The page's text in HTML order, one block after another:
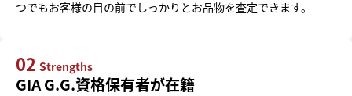
つでもお客様の目の前でしっかりとお品物を査定できます。
02 Strengths
GIA G.G.資格保有者が在籍